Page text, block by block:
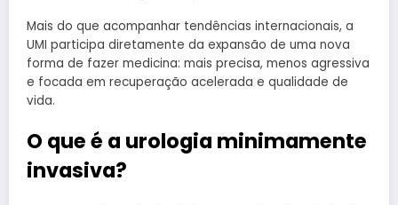
Mais do que acompanhar tendências internacionais, a
UMI participa diretamente da expansão de uma nova
forma de fazer medicina: mais precisa, menos agressiva
e focada em recuperação acelerada e qualidade de
vida.
O que é a urologia minimamente
invasiva?